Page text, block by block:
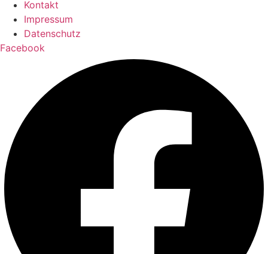
Kontakt
Impressum
Datenschutz
Facebook